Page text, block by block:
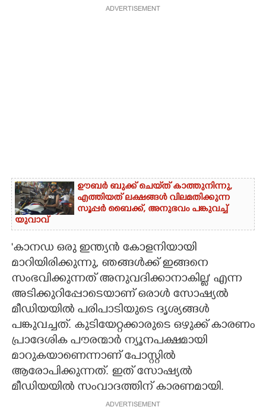
ADVERTISEMENT
ഊബർ ബുക്ക് ചെയ്‌ത് കാത്തുനിന്നു,​
എത്തിയത് ലക്ഷങ്ങൾ വിലമതിക്കുന്ന
സൂപ്പർ ബൈക്ക്,​ അനുഭവം പങ്കുവച്ച്
യുവാവ്
'കാനഡ ഒരു ഇന്ത്യൻ കോളനിയായി
മാറിയിരിക്കുന്നു, ഞങ്ങൾക്ക് ഇങ്ങനെ
സംഭവിക്കുന്നത് അനുവദിക്കാനാകില്ല' എന്ന
അടിക്കുറിപ്പോടെയാണ് ഒരാൾ സോഷ്യൽ
മീഡിയയിൽ പരിപാടിയുടെ ദൃശ്യങ്ങൾ
പങ്കുവച്ചത്. കുടിയേറ്റക്കാരുടെ ഒഴുക്ക് കാരണം
പ്രാദേശിക പൗരന്മാർ ന്യൂനപക്ഷമായി
മാറുകയാണെന്നാണ് പോസ്റ്റിൽ
ആരോപിക്കുന്നത്. ഇത് സോഷ്യൽ
മീഡിയയിൽ സംവാദത്തിന് കാരണമായി.
ADVERTISEMENT